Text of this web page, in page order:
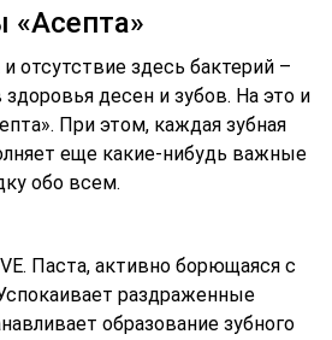
«Асепта»
отсутствие здесь бактерий –
здоровья десен и зубов. На это и
При этом, каждая зубная
еще какие-нибудь важные
обо всем.
Паста, активно борющаяся с
раздраженные
образование зубного